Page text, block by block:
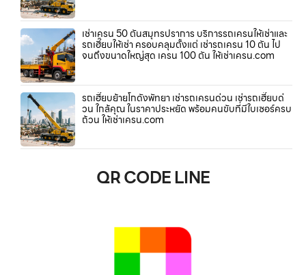
เช่าเครน 50 ตันสมุทรปราการ บริการรถเครนให้เช่าและ
รถเฮี๊ยบให้เช่า ครอบคลุมตั้งแต่ เช่ารถเครน 10 ตัน ไป
จนถึงขนาดใหญ่สุด เครน 100 ตัน ให้เช่าเครน.com
รถเฮี๊ยบย้ายโกดังพัทยา เช่ารถเครนด่วน เช่ารถเฮี๊ยบด่
วน ใกล้คุณ ในราคาประหยัด พร้อมคนขับที่มีใบเซอร์ครบ
ถ้วน ให้เช่าเครน.com
QR CODE LINE